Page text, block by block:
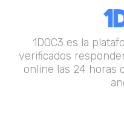
1DOC3 es la
verificados
online las 24 horas